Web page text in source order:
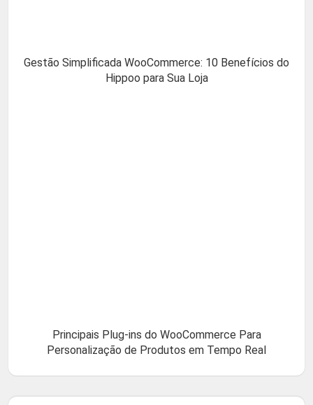
Gestão Simplificada WooCommerce: 10 Benefícios do
Hippoo para Sua Loja
Principais Plug-ins do WooCommerce Para
Personalização de Produtos em Tempo Real